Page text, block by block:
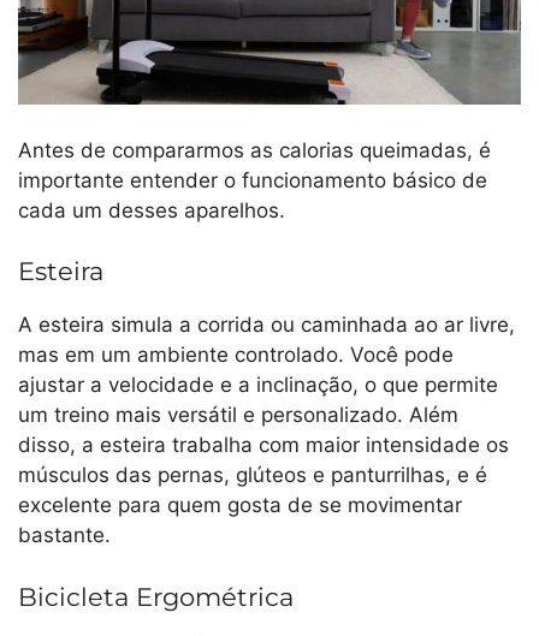
Antes de compararmos as calorias queimadas, é
importante entender o funcionamento básico de
cada um desses aparelhos.
Esteira
A esteira simula a corrida ou caminhada ao ar livre,
mas em um ambiente controlado. Você pode
ajustar a velocidade e a inclinação, o que permite
um treino mais versátil e personalizado. Além
disso, a esteira trabalha com maior intensidade os
músculos das pernas, glúteos e panturrilhas, e é
excelente para quem gosta de se movimentar
bastante.
Bicicleta Ergométrica